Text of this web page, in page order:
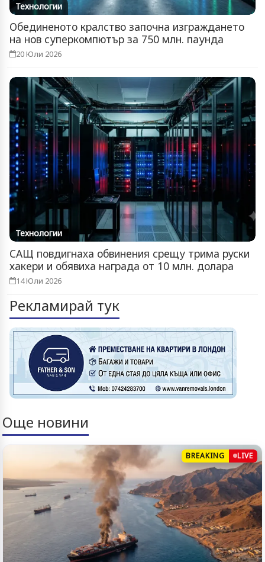
Технологии
Обединеното кралство започна изграждането
на нов суперкомпютър за 750 млн. паунда
20 Юли 2026
Технологии
САЩ повдигнаха обвинения срещу трима руски
хакери и обявиха награда от 10 млн. долара
14 Юли 2026
Рекламирай тук
Още новини
BREAKING LIVE